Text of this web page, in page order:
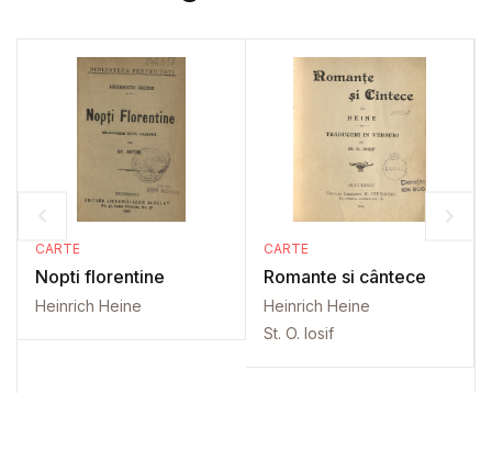
CARTE
Nopti florentine
Heinrich Heine
CARTE
Romante si cântece
Heinrich Heine
St. O. Iosif